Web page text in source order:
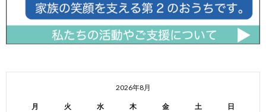
2026年8月
月 火 水 木 金 土 日